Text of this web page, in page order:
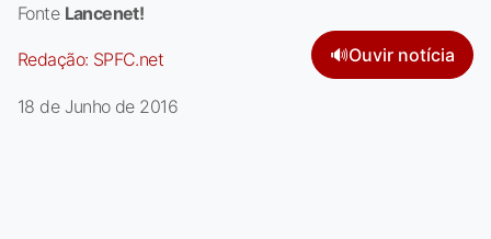
Fonte Lancenet!
Redação: SPFC.net 🔊Ouvir notícia
18 de Junho de 2016